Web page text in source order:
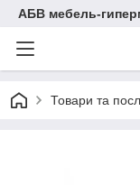
АБВ мебель-
Товари та